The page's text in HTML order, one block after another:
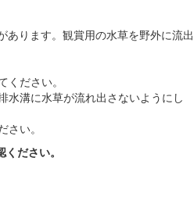
ります。観賞用の水草を野外に流出
ださい。
水溝に水草が流れ出さないようにし
い。
ださい。